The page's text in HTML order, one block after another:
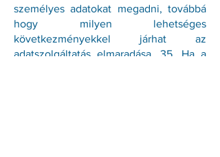
személyes adatokat megadni, továbbá
hogy milyen lehetséges
következményekkel járhat az
adatszolgáltatás elmaradása. 35. Ha a